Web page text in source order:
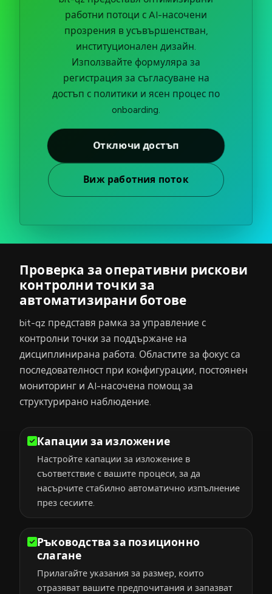
работни потоци с AI-насочени
прозрения в усъвършенстван,
институционален дизайн.
Използвайте формуляра за
регистрация за съгласуване на
достъп с политики и ясен процес по
onboarding.
Отключи достъп
Виж работния поток
Проверка за оперативни рискови
контролни точки за
автоматизирани ботове
bit-qz представя рамка за управление с
контролни точки за поддържане на
дисциплинирана работа. Областите за фокус са
последователност при конфигурации, постоянен
мониторинг и AI-насочена помощ за
структурирано наблюдение.
Капации за изложение
Настройте капации за изложение в
съответствие с вашите процеси, за да
насърчите стабилно автоматично изпълнение
през сесиите.
Ръководства за позиционно
слагане
Прилагайте указания за размер, които
отразяват вашите предпочитания и запазват